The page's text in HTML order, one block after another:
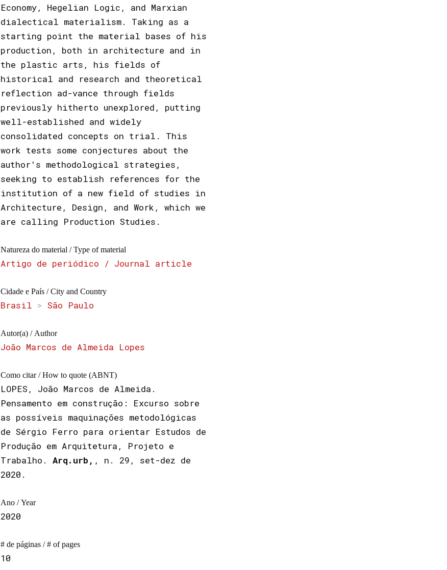
Economy, Hegelian Logic, and Marxian
dialectical materialism. Taking as a
starting point the material bases of his
production, both in architecture and in
the plastic arts, his fields of
historical and research and theoretical
reflection ad-vance through fields
previously hitherto unexplored, putting
well-established and widely
consolidated concepts on trial. This
work tests some conjectures about the
author's methodological strategies,
seeking to establish references for the
institution of a new field of studies in
Architecture, Design, and Work, which we
are calling Production Studies.
Natureza do material / Type of material
Artigo de periódico / Journal article
Cidade e País / City and Country
Brasil >São Paulo
Autor(a) / Author
João Marcos de Almeida Lopes
Como citar / How to quote (ABNT)
LOPES, João Marcos de Almeida.
Pensamento em construção: Excurso sobre
as possíveis maquinações metodológicas
de Sérgio Ferro para orientar Estudos de
Produção em Arquitetura, Projeto e
Trabalho.Arq.urb, , n. 29, set-dez de
2020.
Ano / Year
2020
# de páginas / # of pages
10